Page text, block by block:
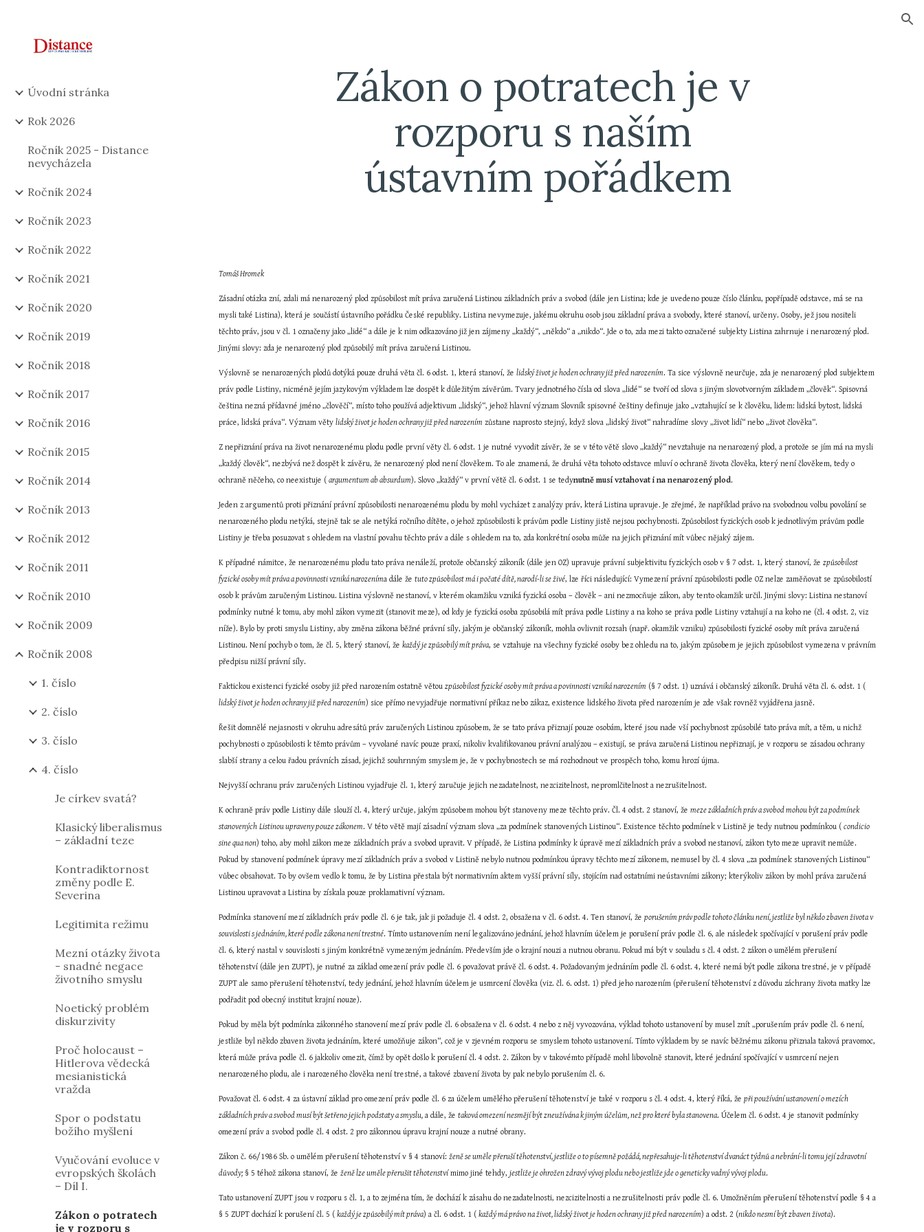
Úvodní stránka
Rok 2026
Ročník 2025 - Distance
nevycházela
Ročník 2024
Ročník 2023
Ročník 2022
Ročník 2021
Ročník 2020
Ročník 2019
Ročník 2018
Ročník 2017
Ročník 2016
Ročník 2015
Ročník 2014
Ročník 2013
Ročník 2012
Ročník 2011
Ročník 2010
Ročník 2009
Ročník 2008
1. číslo
2. číslo
3. číslo
4. číslo
Je církev svatá?
Klasický liberalismus
– základní teze
Kontradiktornost
změny podle E.
Severina
Legitimita režimu
Mezní otázky života
- snadné negace
životního smyslu
Noetický problém
diskurzivity
Proč holocaust –
Hitlerova vědecká
mesianistická
vražda
Spor o podstatu
božího myšlení
Vyučování evoluce v
evropských školách
– Díl I.
Zákon o potratech
je v rozporu s
Zákon o potratech je v
rozporu s naším
ústavním pořádkem
Tomáš Hromek
Zásadní otázka zní, zdali má nenarozený plod způsobilost mít práva zaručená Listinou základních práv a svobod (dále jen Listina; kde je uvedeno pouze číslo článku, popřípadě odstavce, má se na
mysli také Listina), která je součástí ústavního pořádku České republiky. Listina nevymezuje, jakému okruhu osob jsou základní práva a svobody, které stanoví, určeny. Osoby, jež jsou nositeli
těchto práv, jsou v čl. 1 označeny jako „lidé“ a dále je k nim odkazováno již jen zájmeny „každý“, „někdo“ a „nikdo“. Jde o to, zda mezi takto označené subjekty Listina zahrnuje i nenarozený plod.
Jinými slovy: zda je nenarozený plod způsobilý mít práva zaručená Listinou.
Výslovně se nenarozených plodů dotýká pouze druhá věta čl. 6 odst. 1, která stanoví, že lidský život je hoden ochrany již před narozením. Ta sice výslovně neurčuje, zda je nenarozený plod subjektem
práv podle Listiny, nicméně jejím jazykovým výkladem lze dospět k důležitým závěrům. Tvary jednotného čísla od slova „lidé“ se tvoří od slova s jiným slovotvorným základem „člověk“. Spisovná
čeština nezná přídavné jméno „člověčí“, místo toho používá adjektivum „lidský“, jehož hlavní význam Slovník spisovné češtiny definuje jako „vztahující se k člověku, lidem: lidská bytost, lidská
práce, lidská práva“. Význam věty lidský život je hoden ochrany již před narozením zůstane naprosto stejný, když slova „lidský život“ nahradíme slovy „život lidí“ nebo „život člověka“.
Z nepřiznání práva na život nenarozenému plodu podle první věty čl. 6 odst. 1 je nutné vyvodit závěr, že se v této větě slovo „každý“ nevztahuje na nenarozený plod, a protože se jím má na mysli
„každý člověk“, nezbývá než dospět k závěru, že nenarozený plod není člověkem. To ale znamená, že druhá věta tohoto odstavce mluví o ochraně života člověka, který není člověkem, tedy o
ochraně něčeho, co neexistuje ( argumentum ab absurdum). Slovo „každý“ v první větě čl. 6 odst. 1 se tedynutně musí vztahovat i na nenarozený plod.
Jeden z argumentů proti přiznání právní způsobilosti nenarozenému plodu by mohl vycházet z analýzy práv, která Listina upravuje. Je zřejmé, že například právo na svobodnou volbu povolání se
nenarozeného plodu netýká, stejně tak se ale netýká ročního dítěte, o jehož způsobilosti k právům podle Listiny jistě nejsou pochybnosti. Způsobilost fyzických osob k jednotlivým právům podle
Listiny je třeba posuzovat s ohledem na vlastní povahu těchto práv a dále s ohledem na to, zda konkrétní osoba může na jejich přiznání mít vůbec nějaký zájem.
K případné námitce, že nenarozenému plodu tato práva nenáleží, protože občanský zákoník (dále jen OZ) upravuje právní subjektivitu fyzických osob v § 7 odst. 1, který stanoví, že způsobilost
fyzické osoby mít práva a povinnosti vzniká narozeníma dále že tuto způsobilost má i počaté dítě, narodí-li se živé, lze říci následující: Vymezení právní způsobilosti podle OZ nelze zaměňovat se způsobilostí
osob k právům zaručeným Listinou. Listina výslovně nestanoví, v kterém okamžiku vzniká fyzická osoba – člověk – ani nezmocňuje zákon, aby tento okamžik určil. Jinými slovy: Listina nestanoví
podmínky nutné k tomu, aby mohl zákon vymezit (stanovit meze), od kdy je fyzická osoba způsobilá mít práva podle Listiny a na koho se práva podle Listiny vztahují a na koho ne (čl. 4 odst. 2, viz
níže). Bylo by proti smyslu Listiny, aby změna zákona běžné právní síly, jakým je občanský zákoník, mohla ovlivnit rozsah (např. okamžik vzniku) způsobilosti fyzické osoby mít práva zaručená
Listinou. Není pochyb o tom, že čl. 5, který stanoví, že každý je způsobilý mít práva, se vztahuje na všechny fyzické osoby bez ohledu na to, jakým způsobem je jejich způsobilost vymezena v právním
předpisu nižší právní síly.
Faktickou existenci fyzické osoby již před narozením ostatně větou způsobilost fyzické osoby mít práva a povinnosti vzniká narozením
lidský život je hoden ochrany již před narozením) sice přímo nevyjadřuje normativní příkaz nebo zákaz, existence lidského života před narozením je zde však rovněž vyjádřena jasně.
Řešit domnělé nejasnosti v okruhu adresátů práv zaručených Listinou způsobem, že se tato práva přiznají pouze osobám, které jsou nade vší pochybnost způsobilé tato práva mít, a těm, u nichž
pochybnosti o způsobilosti k těmto právům – vyvolané navíc pouze praxí, nikoliv kvalifikovanou právní analýzou – existují, se práva zaručená Listinou nepřiznají, je v rozporu se zásadou ochrany
slabší strany a celou řadou právních zásad, jejichž souhrnným smyslem je, že v pochybnostech se má rozhodnout ve prospěch toho, komu hrozí újma.
Nejvyšší ochranu práv zaručených Listinou vyjadřuje čl. 1, který zaručuje jejich nezadatelnost, nezcizitelnost, nepromlčitelnost a nezrušitelnost.
K ochraně práv podle Listiny dále slouží čl. 4, který určuje, jakým způsobem mohou být stanoveny meze těchto práv. Čl. 4 odst. 2 stanoví, že meze základních práv a svobod mohou být za podmínek
stanovených Listinou upraveny pouze zákonem. V této větě mají zásadní význam slova „za podmínek stanovených Listinou“. Existence těchto podmínek v Listině je tedy nutnou podmínkou ( condicio
sine qua non) toho, aby mohl zákon meze základních práv a svobod upravit. V případě, že Listina podmínky k úpravě mezí základních práv a svobod nestanoví, zákon tyto meze upravit nemůže.
Pokud by stanovení podmínek úpravy mezí základních práv a svobod v Listině nebylo nutnou podmínkou úpravy těchto mezí zákonem, nemusel by čl. 4 slova „za podmínek stanovených Listinou“
vůbec obsahovat. To by ovšem vedlo k tomu, že by Listina přestala být normativním aktem vyšší právní síly, stojícím nad ostatními neústavními zákony; kterýkoliv zákon by mohl práva zaručená
Listinou upravovat a Listina by získala pouze proklamativní význam.
Podmínka stanovení mezí základních práv podle čl. 6 je tak, jak ji požaduje čl. 4 odst. 2, obsažena v čl. 6 odst. 4. Ten stanoví, že porušením práv podle tohoto článku není, jestliže byl někdo zbaven života v
souvislosti s jednáním, které podle zákona není trestné. Tímto ustanovením není legalizováno jednání, jehož hlavním účelem je porušení práv podle čl. 6, ale následek spočívající v porušení práv podle
čl. 6, který nastal v souvislosti s jiným konkrétně vymezeným jednáním. Především jde o krajní nouzi a nutnou obranu. Pokud má být v souladu s čl. 4 odst. 2 zákon o umělém přerušení
těhotenství (dále jen ZUPT), je nutné za základ omezení práv podle čl. 6 považovat právě čl. 6 odst. 4. Požadovaným jednáním podle čl. 6 odst. 4, které nemá být podle zákona trestné, je v případě
ZUPT ale samo přerušení těhotenství, tedy jednání, jehož hlavním účelem je usmrcení člověka (viz. čl. 6. odst. 1) před jeho narozením (přerušení těhotenství z důvodu záchrany života matky lze
podřadit pod obecný institut krajní nouze).
Pokud by měla být podmínka zákonného stanovení mezí práv podle čl. 6 obsažena v čl. 6 odst. 4 nebo z něj vyvozována, výklad tohoto ustanovení by musel znít „porušením práv podle čl. 6 není,
jestliže byl někdo zbaven života jednáním, které umožňuje zákon“, což je v zjevném rozporu se smyslem tohoto ustanovení. Tímto výkladem by se navíc běžnému zákonu přiznala taková pravomoc,
která může práva podle čl. 6 jakkoliv omezit, čímž by opět došlo k porušení čl. 4 odst. 2. Zákon by v takovémto případě mohl libovolně stanovit, které jednání spočívající v usmrcení nejen
nenarozeného plodu, ale i narozeného člověka není trestné, a takové zbavení života by pak nebylo porušením čl. 6.
Považovat čl. 6 odst. 4 za ústavní základ pro omezení práv podle čl. 6 za účelem umělého přerušení těhotenství je také v rozporu s čl. 4 odst. 4, který říká, že při používání ustanovení o mezích
základních práv a svobod musí být šetřeno jejich podstaty a smyslu, a dále, že taková omezení nesmějí být zneužívána k jiným účelům, než pro které byla stanovena. Účelem čl. 6 odst. 4 je stanovit podmínky
omezení práv a svobod podle čl. 4 odst. 2 pro zákonnou úpravu krajní nouze a nutné obrany.
Zákon č. 66/1986 Sb. o umělém přerušení těhotenství v § 4 stanoví: ženě se uměle přeruší těhotenství, jestliže o to písemně požádá, nepřesahuje-li těhotenství dvanáct týdnů a nebrání-li tomu její zdravotní
důvody; § 5 téhož zákona stanoví, že ženě lze uměle přerušit těhotenství mimo jiné tehdy, jestliže je ohrožen zdravý vývoj plodu nebo jestliže jde o geneticky vadný vývoj plodu.
Tato ustanovení ZUPT jsou v rozporu s čl. 1, a to zejména tím, že dochází k zásahu do nezadatelnosti, nezcizitelnosti a nezrušitelnosti práv podle čl. 6. Umožněním přerušení těhotenství podle § 4 a
§ 5 ZUPT dochází k porušení čl. 5 ( každý je způsobilý mít práva) a čl. 6 odst. 1 ( každý má právo na život, lidský život je hoden ochrany již před narozením) a odst. 2 (nikdo nesmí být zbaven života).